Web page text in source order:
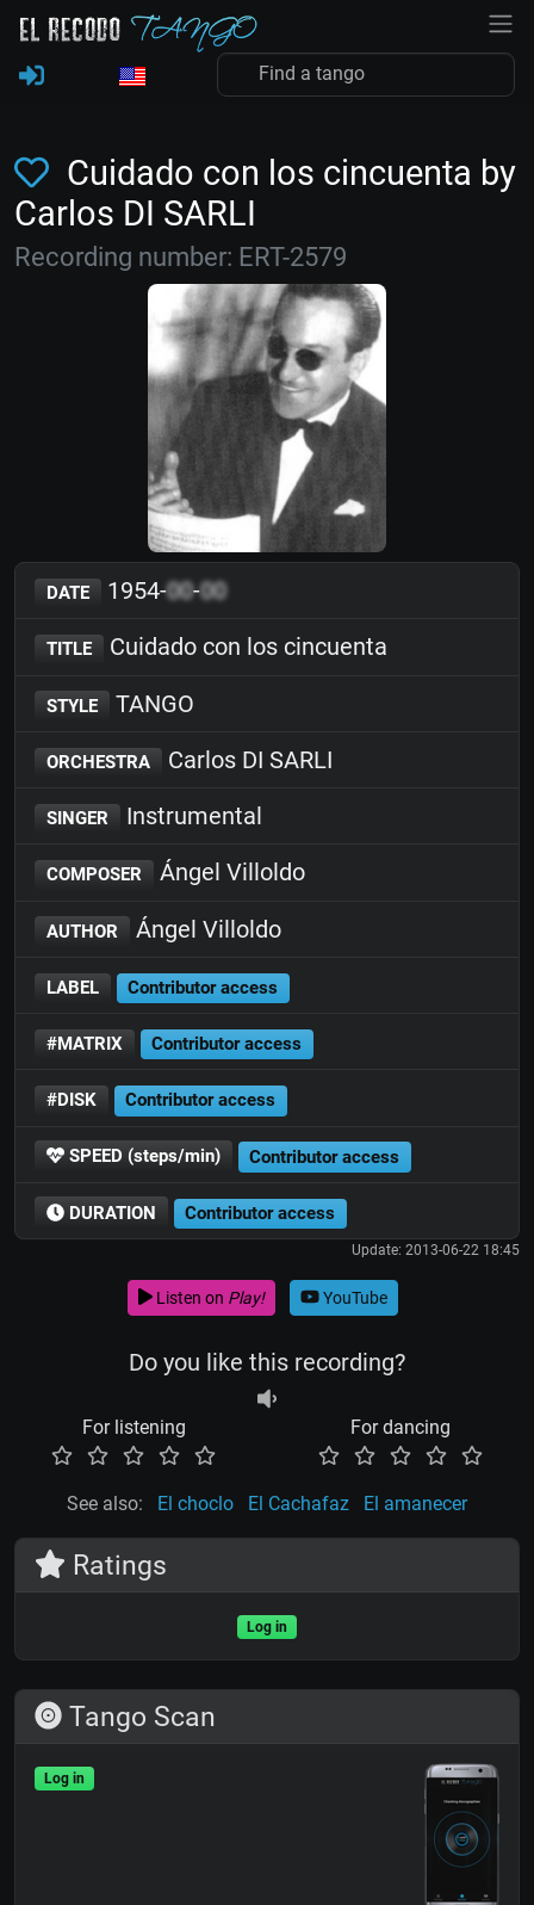
Cuidado con los cincuenta by
Carlos DI SARLI
Recording number: ERT-2579
DATE 1954-00-00
TITLE Cuidado con los cincuenta
STYLE TANGO
ORCHESTRA Carlos DI SARLI
SINGER Instrumental
COMPOSER Ángel Villoldo
AUTHOR Ángel Villoldo
LABEL Contributor access
#MATRIX Contributor access
#DISK Contributor access
SPEED (steps/min) Contributor access
DURATION Contributor access
Update: 2013-06-22 18:45
Listen on Play! YouTube
Do you like this recording?
For listening For dancing
See also: El choclo El Cachafaz El amanecer
Ratings
Log in
Tango Scan
Log in